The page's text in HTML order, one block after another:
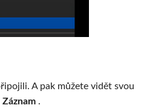
A pak můžete vidět svou
Záznam .